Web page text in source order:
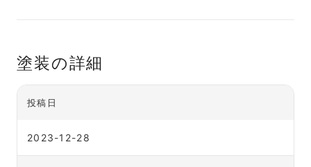
塗装の詳細
投稿日
2023-12-28